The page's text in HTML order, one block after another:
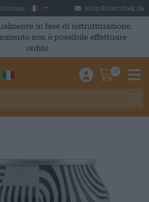
Italia shop@bierothek.de
in fase di ristrutturazione.
non è possibile effettuare
ordini.
Einloggen /
0